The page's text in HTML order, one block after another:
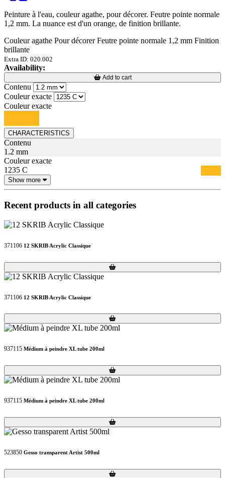
Peinture à l'eau, couleur agathe, pour décorer. Feutre pointe normale
1,2 mm. La nuance est d'un orange, de finition brillante.
Couleur agathe Pour décorer Feutre pointe normale 1,2 mm Finition
brillante
Extra ID: 020.002
Availability:
Loading...
Loading... Add to cart
Contenu
Couleur exacte
Couleur exacte
CHARACTERISTICS
Contenu
1.2 mm
Couleur exacte
1235 C
Show more
Recent products in all categories
371106 12 SKRIB Acrylic Classique
Loading...
Loading...
371106 12 SKRIB Acrylic Classique
Loading...
Loading...
937115 Médium à peindre XL tube 200ml
Loading...
Loading...
937115 Médium à peindre XL tube 200ml
Loading...
Loading...
523850 Gesso transparent Artist 500ml
Loading...
Loading...